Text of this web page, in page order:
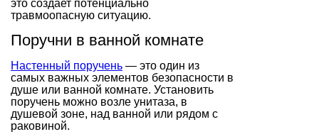
это создает потенциально
травмоопасную ситуацию.
Поручни в ванной комнате
Настенный поручень — это один из
самых важных элементов безопасности в
душе или ванной комнате. Установить
поручень можно возле унитаза, в
душевой зоне, над ванной или рядом с
раковиной.